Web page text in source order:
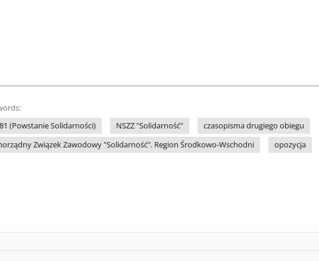
(Powstanie Solidarności)
NSZZ "Solidarność"
czasopisma drugiego obiegu
Związek Zawodowy "Solidarność". Region Środkowo-Wschodni
opozycja